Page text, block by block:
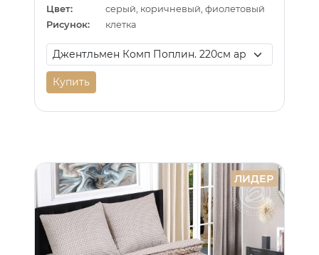
Цвет:
серый, коричневый, фиолетовый
Рисунок:
клетка
Купить
ЛИДЕР